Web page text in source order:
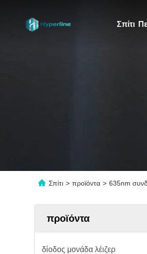
Σπίτι
Σπίτι > προϊόντα > 635nm
προϊόντα
δίοδος μονάδα λέιζερ